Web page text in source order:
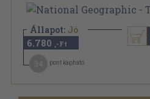
Állapot: Jó
6.780 ,-Ft
pont kapható